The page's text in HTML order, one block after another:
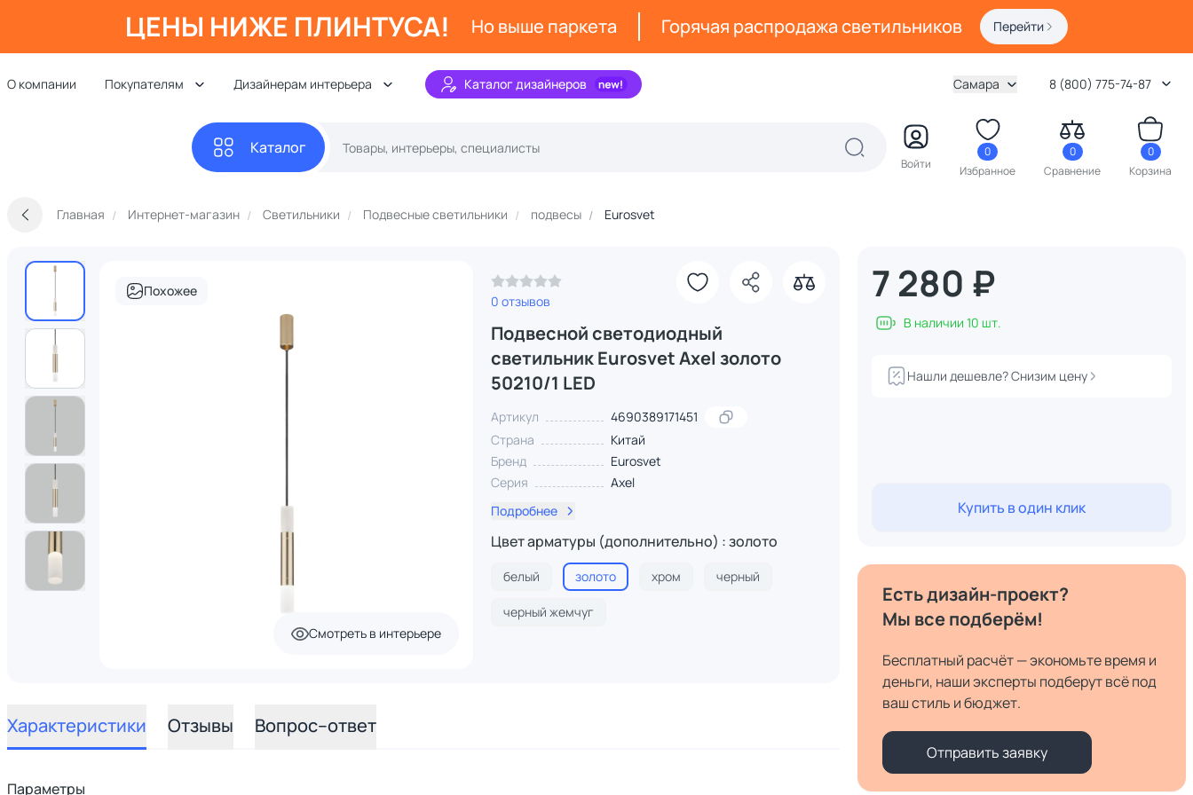
ЦЕНЫ НИЖЕ ПЛИНТУСА! Но выше паркета Горячая распродажа светильников Перейти
О компании Покупателям Дизайнерам интерьера Каталог дизайнеров Самара 8 (800) 775-74-87
Каталог
Войти
0
Избранное
0
Сравнение
0
Корзина
Главная Интернет-магазин Светильники Подвесные светильники подвесы Eurosvet
Похожее
Смотреть в интерьере
0 отзывов
Подвесной светодиодный
светильник Eurosvet Axel золото
50210/1 LED
Артикул
4690389171451
Страна
Китай
Бренд
Eurosvet
Серия
Axel
Подробнее
Цвет арматуры (дополнительно) : золото
белый золото хром черный
черный жемчуг
Характеристики Отзывы Вопрос–ответ
Параметры
7 280 ₽
В наличии 10 шт.
Нашли дешевле? Снизим цену
Купить в один клик
Есть дизайн-проект?
Мы все подберём!
Бесплатный расчёт — экономьте время и
деньги, наши эксперты подберут всё под
ваш стиль и бюджет.
Отправить заявку